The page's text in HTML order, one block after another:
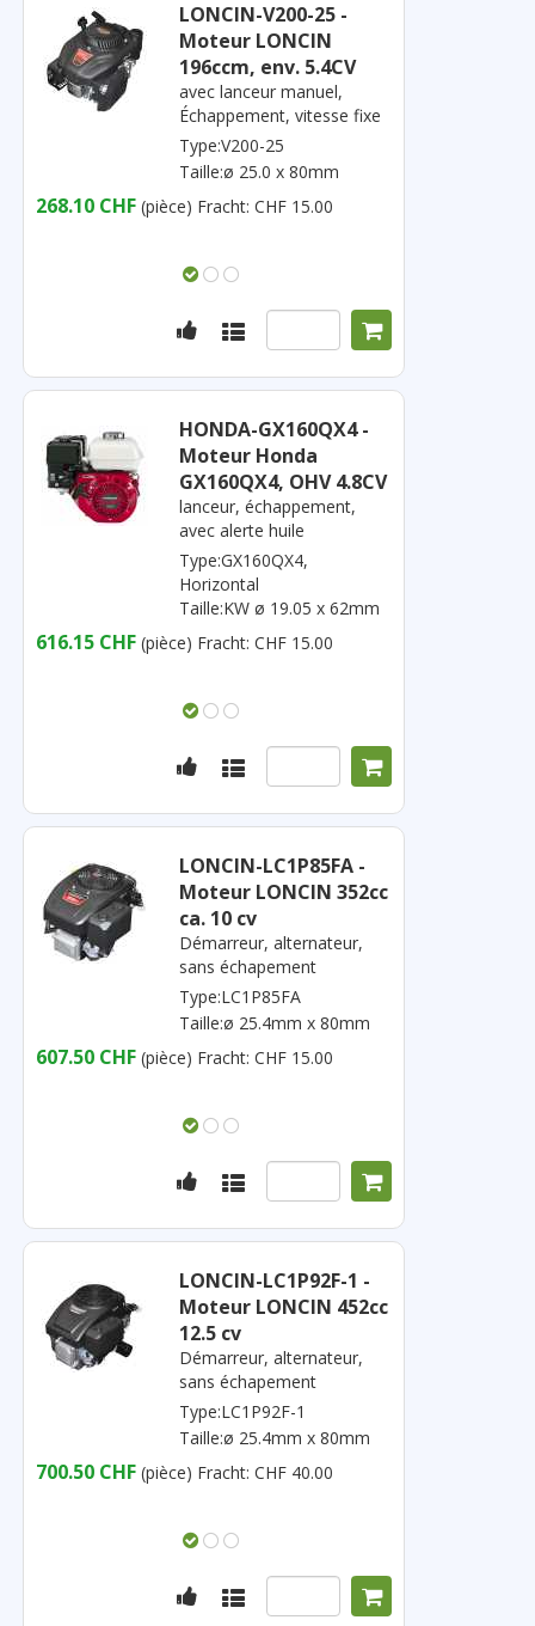
LONCIN-V200-25 -
Moteur LONCIN
196ccm, env. 5.4CV
avec lanceur manuel,
Échappement, vitesse fixe
Type:V200-25
Taille:ø 25.0 x 80mm
268.10 CHF (pièce) Fracht: CHF 15.00
HONDA-GX160QX4 -
Moteur Honda
GX160QX4, OHV 4.8CV
lanceur, échappement,
avec alerte huile
Type:GX160QX4,
Horizontal
Taille:KW ø 19.05 x 62mm
616.15 CHF (pièce) Fracht: CHF 15.00
LONCIN-LC1P85FA -
Moteur LONCIN 352cc
ca. 10 cv
Démarreur, alternateur,
sans échapement
Type:LC1P85FA
Taille:ø 25.4mm x 80mm
607.50 CHF (pièce) Fracht: CHF 15.00
LONCIN-LC1P92F-1 -
Moteur LONCIN 452cc
12.5 cv
Démarreur, alternateur,
sans échapement
Type:LC1P92F-1
Taille:ø 25.4mm x 80mm
700.50 CHF (pièce) Fracht: CHF 40.00